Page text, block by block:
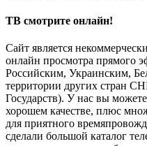
ТВ смотрите онлайн!
Сайт является
онлайн просмотра прямого
Российским, Украинским,
территории других стран
Государств). У нас вы
хорошем качестве, плюс
для приятного
сделали большой каталог